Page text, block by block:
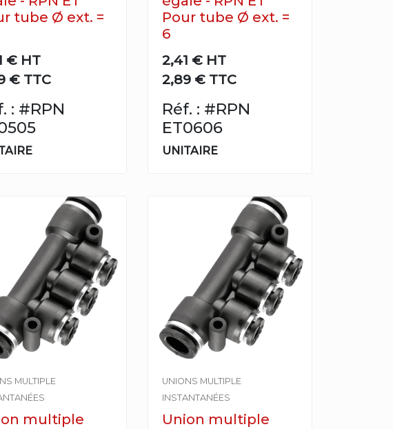
tube Ø ext. =
€ HT
€ TTC
: #RPN
Pour tube Ø ext. =
6
2,41 € HT
2,89 € TTC
Réf. : #RPN
ET0606
UNITAIRE
MULTIPLE
multiple
UNIONS MULTIPLE
INSTANTANÉES
Union multiple